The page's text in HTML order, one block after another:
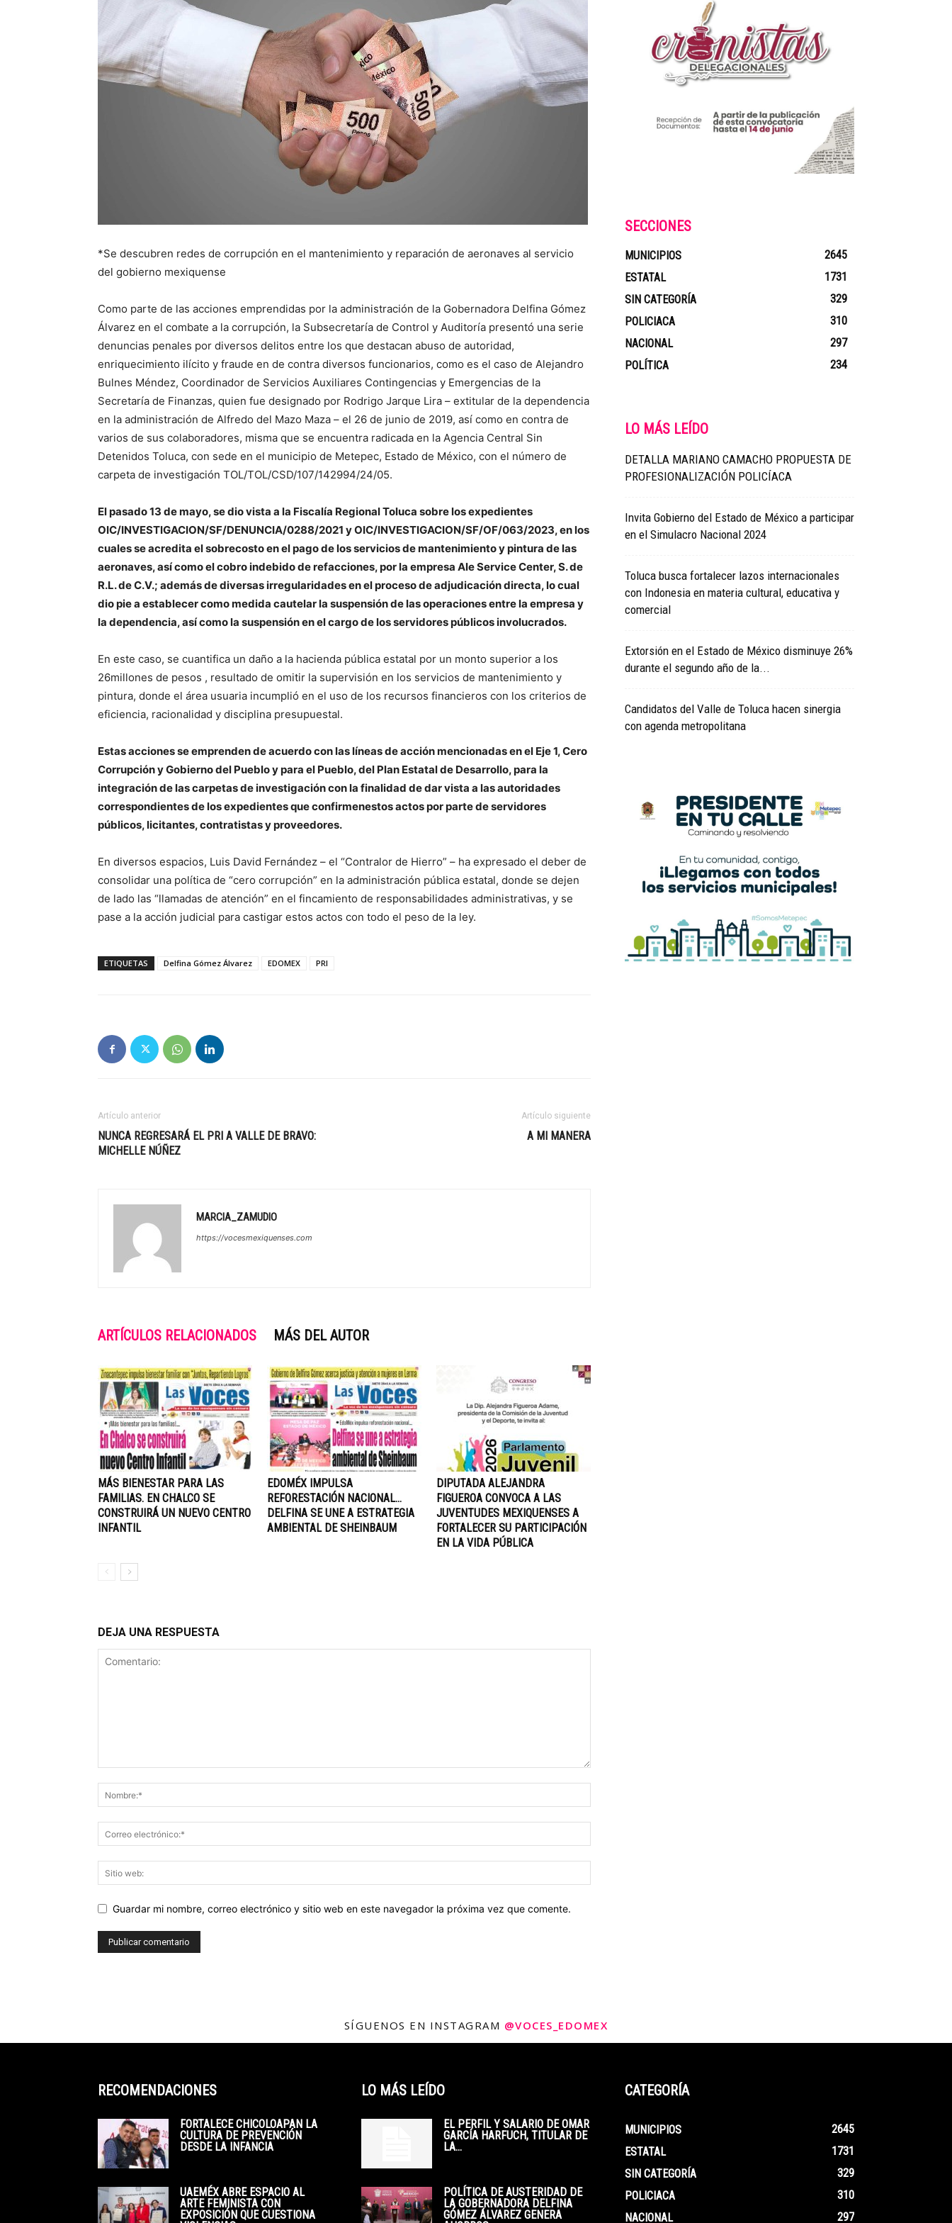
*Se descubren redes de corrupción en el mantenimiento y reparación de aeronaves al servicio
del gobierno mexiquense
Como parte de las acciones emprendidas por la administración de la Gobernadora Delfina Gómez
Álvarez en el combate a la corrupción, la Subsecretaría de Control y Auditoría presentó una serie
denuncias penales por diversos delitos entre los que destacan abuso de autoridad,
enriquecimiento ilícito y fraude en de contra diversos funcionarios, como es el caso de Alejandro
Bulnes Méndez, Coordinador de Servicios Auxiliares Contingencias y Emergencias de la
Secretaría de Finanzas, quien fue designado por Rodrigo Jarque Lira – extitular de la dependencia
en la administración de Alfredo del Mazo Maza – el 26 de junio de 2019, así como en contra de
varios de sus colaboradores, misma que se encuentra radicada en la Agencia Central Sin
Detenidos Toluca, con sede en el municipio de Metepec, Estado de México, con el número de
carpeta de investigación TOL/TOL/CSD/107/142994/24/05.
El pasado 13 de mayo, se dio vista a la Fiscalía Regional Toluca sobre los expedientes
OIC/INVESTIGACION/SF/DENUNCIA/0288/2021 y OIC/INVESTIGACION/SF/OF/063/2023, en los
cuales se acredita el sobrecosto en el pago de los servicios de mantenimiento y pintura de las
aeronaves, así como el cobro indebido de refacciones, por la empresa Ale Service Center, S. de
R.L. de C.V.; además de diversas irregularidades en el proceso de adjudicación directa, lo cual
dio pie a establecer como medida cautelar la suspensión de las operaciones entre la empresa y
la dependencia, así como la suspensión en el cargo de los servidores públicos involucrados.
En este caso, se cuantifica un daño a la hacienda pública estatal por un monto superior a los
26millones de pesos , resultado de omitir la supervisión en los servicios de mantenimiento y
pintura, donde el área usuaria incumplió en el uso de los recursos financieros con los criterios de
eficiencia, racionalidad y disciplina presupuestal.
Estas acciones se emprenden de acuerdo con las líneas de acción mencionadas en el Eje 1, Cero
Corrupción y Gobierno del Pueblo y para el Pueblo, del Plan Estatal de Desarrollo, para la
integración de las carpetas de investigación con la finalidad de dar vista a las autoridades
correspondientes de los expedientes que confirmenestos actos por parte de servidores
públicos, licitantes, contratistas y proveedores.
En diversos espacios, Luis David Fernández – el “Contralor de Hierro” – ha expresado el deber de
consolidar una política de “cero corrupción” en la administración pública estatal, donde se dejen
de lado las “llamadas de atención” en el fincamiento de responsabilidades administrativas, y se
pase a la acción judicial para castigar estos actos con todo el peso de la ley.
ETIQUETAS Delfina Gómez Álvarez EDOMEX PRI
Artículo anterior
NUNCA REGRESARÁ EL PRI A VALLE DE BRAVO:
MICHELLE NÚÑEZ
Artículo siguiente
A MI MANERA
MARCIA_ZAMUDIO
https://vocesmexiquenses.com
ARTÍCULOS RELACIONADOS MÁS DEL AUTOR
MÁS BIENESTAR PARA LAS
FAMILIAS. EN CHALCO SE
CONSTRUIRÁ UN NUEVO CENTRO
INFANTIL
EDOMÉX IMPULSA
REFORESTACIÓN NACIONAL…
DELFINA SE UNE A ESTRATEGIA
AMBIENTAL DE SHEINBAUM
DIPUTADA ALEJANDRA
FIGUEROA CONVOCA A LAS
JUVENTUDES MEXIQUENSES A
FORTALECER SU PARTICIPACIÓN
EN LA VIDA PÚBLICA
DEJA UNA RESPUESTA
Guardar mi nombre, correo electrónico y sitio web en este navegador la próxima vez que comente.
SECCIONES
MUNICIPIOS
2645
ESTATAL
1731
SIN CATEGORÍA
329
POLICIACA
310
NACIONAL
297
POLÍTICA
234
LO MÁS LEÍDO
DETALLA MARIANO CAMACHO PROPUESTA DE
PROFESIONALIZACIÓN POLICÍACA
Invita Gobierno del Estado de México a participar
en el Simulacro Nacional 2024
Toluca busca fortalecer lazos internacionales
con Indonesia en materia cultural, educativa y
comercial
Extorsión en el Estado de México disminuye 26%
durante el segundo año de la...
Candidatos del Valle de Toluca hacen sinergia
con agenda metropolitana
SÍGUENOS EN INSTAGRAM @VOCES_EDOMEX
RECOMENDACIONES
FORTALECE CHICOLOAPAN LA
CULTURA DE PREVENCIÓN
DESDE LA INFANCIA
UAEMÉX ABRE ESPACIO AL
ARTE FEMINISTA CON
EXPOSICIÓN QUE CUESTIONA
LO MÁS LEÍDO
EL PERFIL Y SALARIO DE OMAR
GARCÍA HARFUCH, TITULAR DE
LA...
POLÍTICA DE AUSTERIDAD DE
LA GOBERNADORA DELFINA
GÓMEZ ÁLVAREZ GENERA
CATEGORÍA
MUNICIPIOS
2645
ESTATAL
1731
SIN CATEGORÍA
329
POLICIACA
310
NACIONAL
297